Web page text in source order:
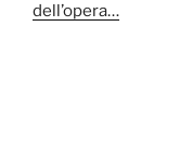
dell’opera…